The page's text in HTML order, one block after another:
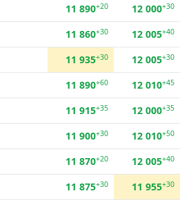
11 890+20 12 000+30
11 860+30 12 005+40
11 935+30 12 005+30
11 890+60 12 010+45
11 915+35 12 000+35
11 900+30 12 010+50
11 870+20 12 005+40
11 875+30 11 955+30